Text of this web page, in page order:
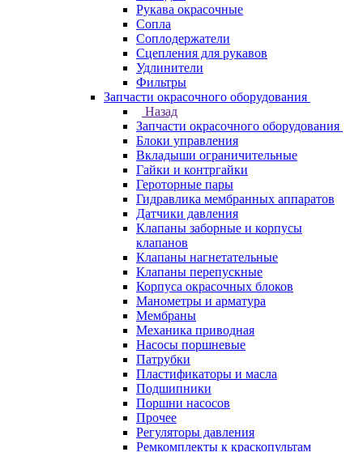
Рукава окрасочные
Сопла
Соплодержатели
Сцепления для рукавов
Удлинители
Фильтры
Запчасти окрасочного оборудования
Назад
Запчасти окрасочного оборудования
Блоки управления
Вкладыши ограничительные
Гайки и контргайки
Героторные пары
Гидравлика мембранных аппаратов
Датчики давления
Клапаны заборные и корпусы
клапанов
Клапаны нагнетательные
Клапаны перепускные
Корпуса окрасочных блоков
Манометры и арматура
Мембраны
Механика приводная
Насосы поршневые
Патрубки
Пластификаторы и масла
Подшипники
Поршни насосов
Прочее
Регуляторы давления
Ремкомплекты к краскопультам